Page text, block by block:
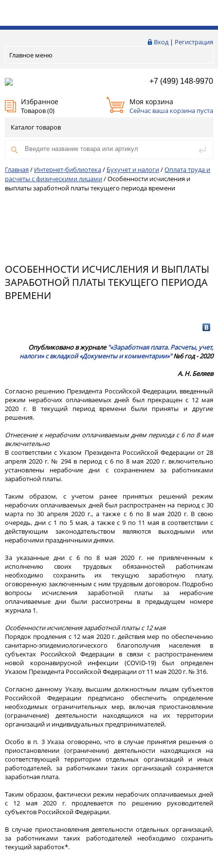
Вход| Регистрация
Главное меню
+7 (499) 148-9970
Избранное
Товаров (0)
Моя корзина
Сейчас ваша корзина пуста
Каталог товаров
Главная / Интернет-библиотека/ Бухучет и налоги/Оплата труда и
расчеты с физическими лицами/Особенности исчисления и
выплаты заработной платы текущего периода времени
ОСОБЕННОСТИ ИСЧИСЛЕНИЯ И ВЫПЛАТЫ
ЗАРАБОТНОЙ ПЛАТЫ ТЕКУЩЕГО ПЕРИОДА
ВРЕМЕНИ
Опубликовано в журнале"«Заработная плата. Расчеты, учет,
налоги» с вкладкой «Документы и комментарии»"№6 год - 2020
А. Н. Беляев
Согласно решению Президента Российской Федерации, введенный
режим нерабочих оплачиваемых дней был прекращен с 12 мая
2020 г. В текущий период времени были приняты и другие
решения.
Отнесение к нерабочим оплачиваемым дням периода с 6 по 8 мая
включительно
В соответствии с Указом Президента Российской Федерации от 28
апреля 2020 г. № 294 в период с 6 по 8 мая 2020 г. включительно
установлены нерабочие дни с сохранением за работниками
заработной платы.
Таким образом, с учетом ранее принятых решений режим
нерабочих оплачиваемых дней был распространен на период с 30
марта по 30 апреля 2020 г., а также с 6 по 8 мая 2020 г. В свою
очередь, дни с 1 по 5 мая, а также с 9 по 11 мая в соответствии с
действующим законодательством являются выходными или
нерабочими праздничными днями.
За указанные дни с 6 по 8 мая 2020 г. не привлеченным к
исполнению своих трудовых обязанностей работникам
необходимо сохранить их текущую заработную плату,
оговоренную заключенным с ним трудовым договором. Подробно
вопросы исчисления заработной платы за нерабочие
оплачиваемые дни были рассмотрены в предыдущем номере
журнала 1.
Особенности исчисления заработной платы с 12 мая
Порядок продления с 12 мая 2020 г. действия мер по обеспечению
санитарно-эпидемиологического благополучия населения в
субъектах Российской Федерации в связи с распространением
новой коронавирусной инфекции (COVID-19) был определен
Указом Президента Российской Федерации от 11 мая 2020 г. № 316.
Согласно данному Указу, высшим должностным лицам субъектов
Российской Федерации предписано обеспечить определение
необходимых ограничительных мер, включая приостановление
(ограничение) деятельности находящихся на их территории
организаций и индивидуальных предпринимателей.
Особо в п. 3 Указа оговорено, что в случае принятия решения о
приостановлении (ограничении) деятельности находящихся на
соответствующей территории отдельных организаций и иных
работодателей, за работниками таких организаций сохраняется
заработная плата.
Таким образом, фактически режим нерабочих оплачиваемых дней
с 12 мая 2020 г. продлевается по решению руководителей
субъектов Российской Федерации.
В случае приостановления деятельности отдельных организаций,
за работниками таких работодателей необходимо сохранить
текущий заработок*.